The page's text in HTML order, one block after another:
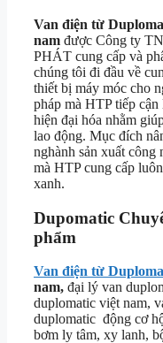
Van điện từ
nam được Công ty
PHÁT cung cấp và
chúng tôi đi đầu về
thiết bị máy móc cho
pháp mà HTP tiếp
hiện đại hóa nhằm
lao động. Mục đích
nghành sản xuất
mà HTP cung cấp
xanh.
Dupomatic
phẩm
Van điện từ
nam, đại lý van
duplomatic việt nam,
duplomatic động cơ
bơm ly tâm, xy lanh,